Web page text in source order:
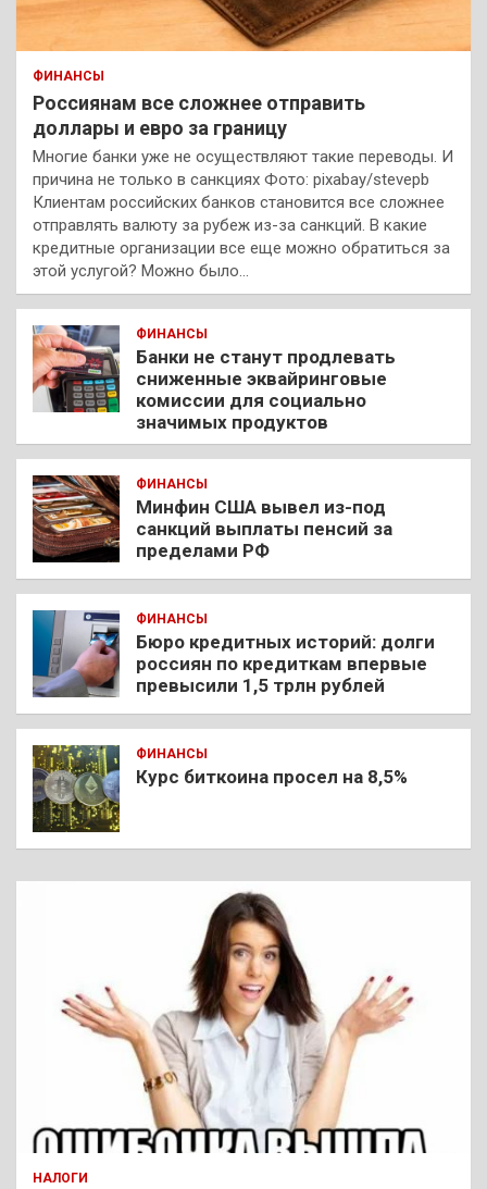
ФИНАНСЫ
Россиянам все сложнее отправить
доллары и евро за границу
Многие банки уже не осуществляют такие переводы. И
причина не только в санкциях Фото: pixabay/stevepb
Клиентам российских банков становится все сложнее
отправлять валюту за рубеж из-за санкций. В какие
кредитные организации все еще можно обратиться за
этой услугой? Можно было…
ФИНАНСЫ
Банки не станут продлевать
сниженные эквайринговые
комиссии для социально
значимых продуктов
ФИНАНСЫ
Минфин США вывел из-под
санкций выплаты пенсий за
пределами РФ
ФИНАНСЫ
Бюро кредитных историй: долги
россиян по кредиткам впервые
превысили 1,5 трлн рублей
ФИНАНСЫ
Курс биткоина просел на 8,5%
НАЛОГИ